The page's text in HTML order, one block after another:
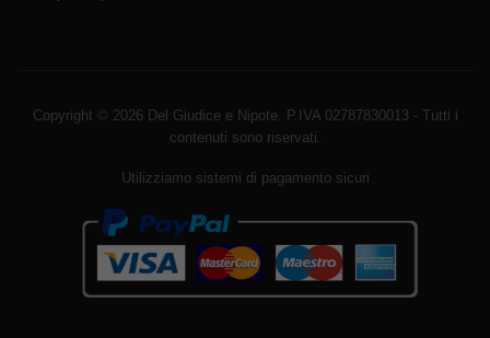
Copyright © 2026 Del Giudice e Nipote. P.IVA 02787830013 - Tutti i
contenuti sono riservati.
Utilizziamo sistemi di pagamento sicuri